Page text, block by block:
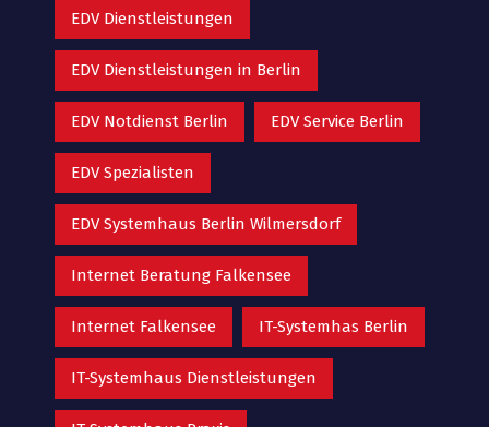
EDV Dienstleistungen
EDV Dienstleistungen in Berlin
EDV Notdienst Berlin EDV Service Berlin
EDV Spezialisten
EDV Systemhaus Berlin Wilmersdorf
Internet Beratung Falkensee
Internet Falkensee IT-Systemhas Berlin
IT-Systemhaus Dienstleistungen